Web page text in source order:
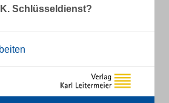
Schlüsseldienst?